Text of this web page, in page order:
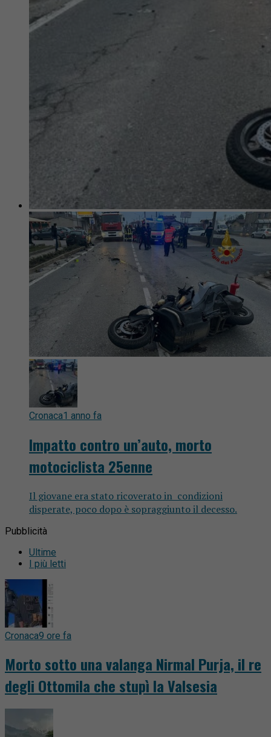
Cronaca1 anno fa
Impatto contro un’auto, morto
motociclista 25enne
Il giovane era stato ricoverato in condizioni
disperate, poco dopo è sopraggiunto il decesso.
Pubblicità
Ultime
I più letti
Cronaca9 ore fa
Morto sotto una valanga Nirmal Purja, il re
degli Ottomila che stupì la Valsesia